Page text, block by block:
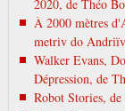
2020, de Théo
À 2000 mètres
metrіv do
Walker Evans,
Dépression, de
Robot Stories,